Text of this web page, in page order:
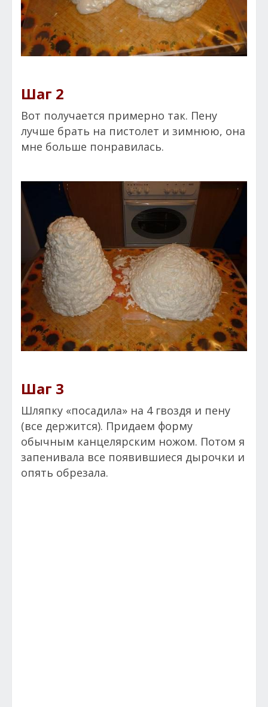
Шаг 2
Вот получается примерно так. Пену
лучше брать на пистолет и зимнюю, она
мне больше понравилась.
Шаг 3
Шляпку «посадила» на 4 гвоздя и пену
(все держится). Придаем форму
обычным канцелярским ножом. Потом я
запенивала все появившиеся дырочки и
опять обрезала.